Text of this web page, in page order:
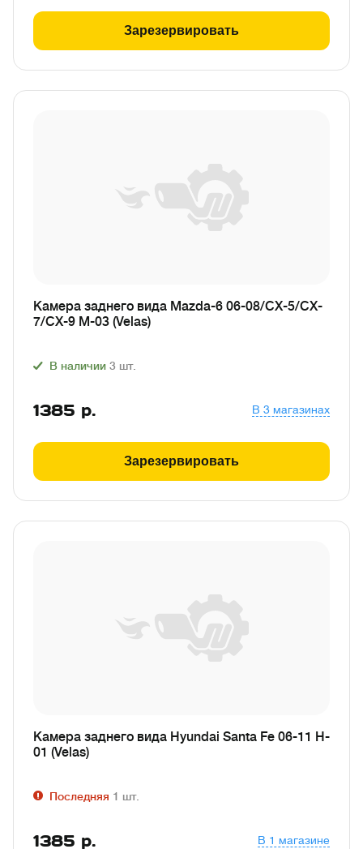
Зарезервировать
Камера заднего вида Mazda-6 06-08/CX-5/CX-
7/CX-9 M-03 (Velas)
В наличии 3 шт.
1385 р. В 3 магазинах
Зарезервировать
Камера заднего вида Hyundai Santa Fe 06-11 H-
01 (Velas)
Последняя 1 шт.
1385 р. В 1 магазине